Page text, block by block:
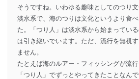
そうですね。いわゆる趣味としてのつり
淡水系で、海のつりは文化というより食
た。「つり人」は淡水系から始まってい
は引き継いでいます。ただ、流行を無視
ません。
たとえば海のルアー・フィッシングが流
「つり人」でずっとやってきたことなん